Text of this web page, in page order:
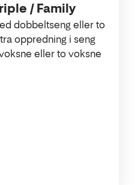
/ Family
dobbeltseng eller to
oppredning i seng
eller to voksne